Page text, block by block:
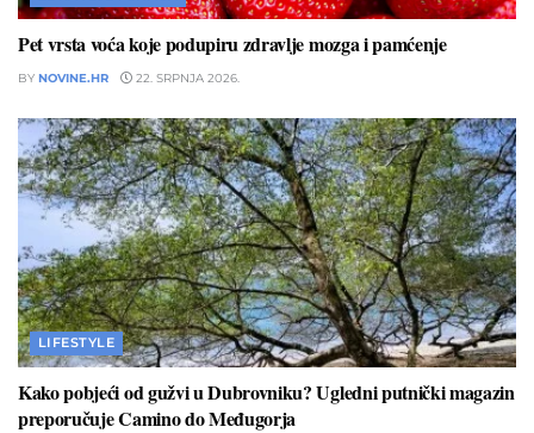
Pet vrsta voća koje podupiru zdravlje mozga i pamćenje
BY NOVINE.HR 22. SRPNJA 2026.
LIFESTYLE
Kako pobjeći od gužvi u Dubrovniku? Ugledni putnički magazin
preporučuje Camino do Međugorja